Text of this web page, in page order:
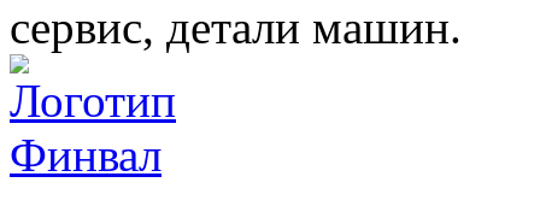
сервис, детали машин.